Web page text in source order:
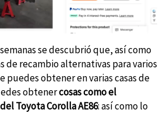
se descubrió que, así como
de recambio alternativas para varios
puedes obtener en varias casas de
obtenercosas como el
Toyota Corolla AE86: así como lo